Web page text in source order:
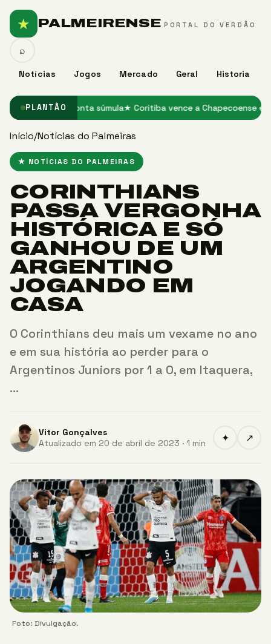
★ PALMEIRENSE PORTAL DO VERDÃO
Notícias Jogos Mercado Geral Historia
⌕
PLANTÃO
Grêmio, aponta súmula★ Coritiba vence a Chapecoense e
Início/Notícias do Palmeiras
★ NOTÍCIAS DO PALMEIRAS
CORINTHIANS
PASSA VERGONHA
HISTÓRICA E SÓ
GANHOU DE UM
ARGENTINO
JOGANDO EM
CASA
O Corinthians deu mais um vexame no ano
e em sua história ao perder para o
Argentinos Juniors por 1 a 0, em Itaquera,
…
Vitor Gonçalves
Atualizado em 20 de abril de 2023 · 1 min
✦ ↗
Foto: Divulgação.